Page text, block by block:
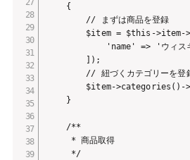
    {
        // まずは商品を登録
$item = $this->item-
'name' => 'ウィス
        ]);
// 紐づくカテゴリーを登
$item->categories()-
    }
    /**
     * 商品取得
     */